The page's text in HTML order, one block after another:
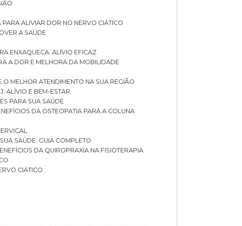
PARA ALIVIAR DOR NO NERVO CIÁTICO
A SAÚDE
ENXAQUECA: ALÍVIO EFICAZ
A DOR E MELHORA DA MOBILIDADE
O MELHOR ATENDIMENTO NA SUA REGIÃO
ALÍVIO E BEM-ESTAR
PARA SUA SAÚDE
DA OSTEOPATIA PARA A COLUNA
SAÚDE: GUIA COMPLETO
BENEFÍCIOS DA QUIROPRAXIA NA FISIOTERAPIA
CIÁTICO